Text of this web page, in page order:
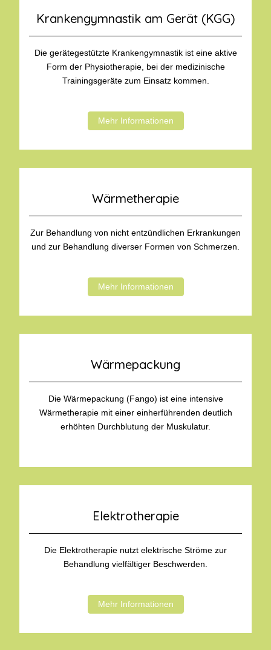
Krankengymnastik am Gerät (KGG)
Die gerätegestützte Krankengymnastik ist eine aktive
Form der Physiotherapie, bei der medizinische
Trainingsgeräte zum Einsatz kommen.
Mehr Informationen
Wärmetherapie
Zur Behandlung von nicht entzündlichen Erkrankungen
und zur Behandlung diverser Formen von Schmerzen.
Mehr Informationen
Wärmepackung
Die Wärmepackung (Fango) ist eine intensive
Wärmetherapie mit einer einherführenden deutlich
erhöhten Durchblutung der Muskulatur.
Elektrotherapie
Die Elektrotherapie nutzt elektrische Ströme zur
Behandlung vielfältiger Beschwerden.
Mehr Informationen